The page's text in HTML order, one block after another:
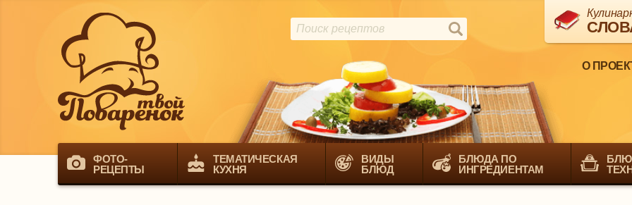
О
ФОТО-
РЕЦЕПТЫ
ТЕМАТИЧЕСКАЯ
КУХНЯ
ВИДЫ
БЛЮД
БЛЮДА ПО
ИНГРЕДИЕНТАМ